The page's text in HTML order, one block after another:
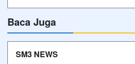
Baca Juga
SM3 NEWS